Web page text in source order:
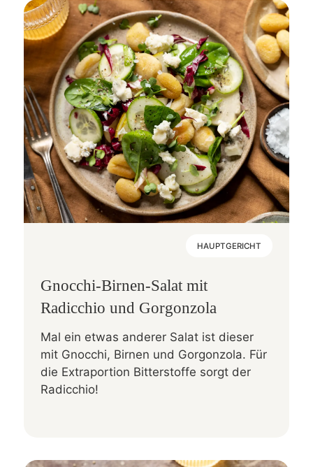
HAUPTGERICHT
Gnocchi-Birnen-Salat mit
Radicchio und Gorgonzola
Mal ein etwas anderer Salat ist dieser
mit Gnocchi, Birnen und Gorgonzola. Für
die Extraportion Bitterstoffe sorgt der
Radicchio!